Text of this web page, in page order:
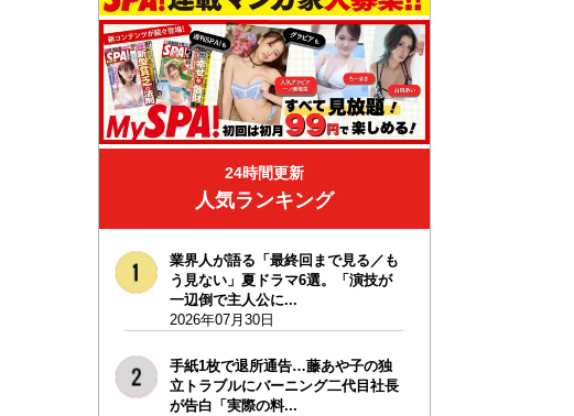
24時間更新
人気ランキング
業界人が語る「最終回まで見る／も
う見ない」夏ドラマ6選。「演技が
一辺倒で主人公に...
2026年07月30日
手紙1枚で退所通告…藤あや子の独
立トラブルにバーニング二代目社長
が告白「実際の料...